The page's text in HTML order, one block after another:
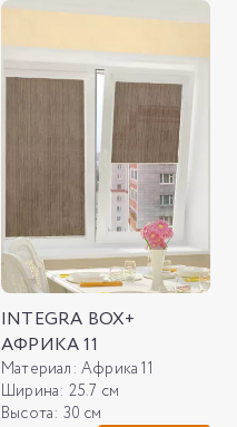
INTEGRA BOX+
АФРИКА 11
Материал: Африка 11
Ширина: 25.7 см
Высота: 30 см